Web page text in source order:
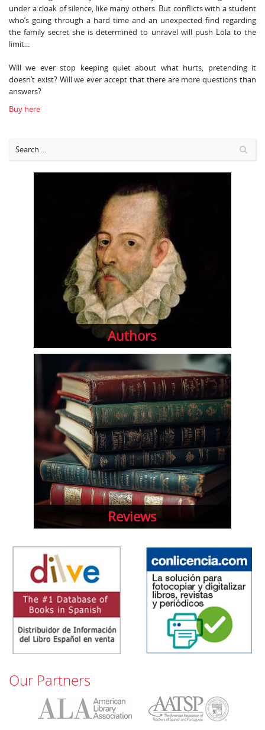
under a cloak of silence, like many others. But conflicts with a student
who’s going through a hard time and an unexpected find regarding
the family secret she is determined to unravel will push Lola to the
limit...
Will we ever stop keeping quiet about what hurts, pretending it
doesn’t exist? Will we ever accept that there are more questions than
answers?
Buy here
Authors
Reviews
Our Partners